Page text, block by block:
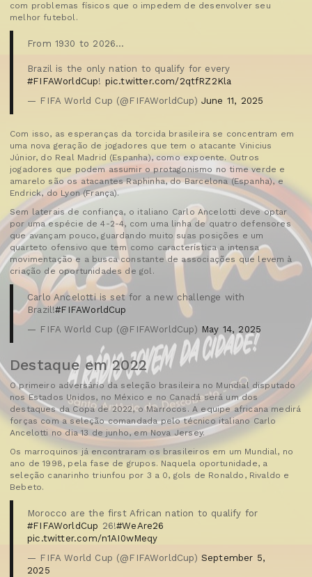
com problemas físicos que o impedem de desenvolver seu
melhor futebol.
From 1930 to 2026...
Brazil is the only nation to qualify for every
#FIFAWorldCup! pic.twitter.com/2qtfRZ2Kla
— FIFA World Cup (@FIFAWorldCup) June 11, 2025
Com isso, as esperanças da torcida brasileira se concentram em
uma nova geração de jogadores que tem o atacante Vinicius
Júnior, do Real Madrid (Espanha), como expoente. Outros
jogadores que podem assumir o protagonismo no time verde e
amarelo são os atacantes Raphinha, do Barcelona (Espanha), e
Endrick, do Lyon (França).
Sem laterais de confiança, o italiano Carlo Ancelotti deve optar
por uma espécie de 4-2-4, com uma linha de quatro defensores
que avançam pouco, guardando muito suas posições e um
quarteto ofensivo que tem como característica a intensa
movimentação e a busca constante de associações que levem à
criação de oportunidades de gol.
Carlo Ancelotti is set for a new challenge with
Brazil!#FIFAWorldCup
— FIFA World Cup (@FIFAWorldCup) May 14, 2025
Destaque em 2022
O primeiro adversário da seleção brasileira no Mundial disputado
nos Estados Unidos, no México e no Canadá será um dos
destaques da Copa de 2022, o Marrocos. A equipe africana medirá
forças com a seleção comandada pelo técnico italiano Carlo
Ancelotti no dia 13 de junho, em Nova Jersey.
Os marroquinos já encontraram os brasileiros em um Mundial, no
ano de 1998, pela fase de grupos. Naquela oportunidade, a
seleção canarinho triunfou por 3 a 0, gols de Ronaldo, Rivaldo e
Bebeto.
Morocco are the first African nation to qualify for
#FIFAWorldCup 26!#WeAre26
pic.twitter.com/n1AI0wMeqy
— FIFA World Cup (@FIFAWorldCup) September 5,
2025